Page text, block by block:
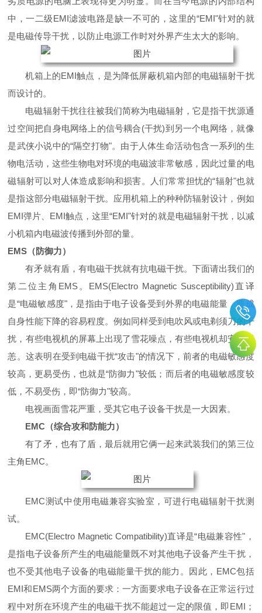
中，一二级EMI滤波电路是缺一不可的，这里的“EMI"针对的就
是电磁传导干扰，以防止电源工作时对外界产生太大的影响。
机箱上的EMI触点，是为降低屏蔽机箱内部的电磁辐射干扰
而设计的。
电磁辐射干扰往往被我们简称为电磁辐射，它是指干扰源通
过空间把自身电网络上的信号耦合(干扰)到另一个电网络，就像
是武侠小说中的“隔空打物"。由于人体生命活动包含一系列的生
物电活动，这些生物电对环境的电磁波非常敏感，因此过量的电
磁辐射可以对人体造成影响和损害。人们常常担忧的“辐射"也就
是指这部分电磁辐射干扰。应用机箱上的种种防辐射设计，例如
EMI弹片、EMI触点，这里“EMI"针对的就是电磁辐射干扰，以减
小机箱内电磁波传播到外部的量。
EMS（防御力）
有矛就有盾，有电磁干扰就有抗电磁干扰。下面请出我们的
第二位主角EMS。EMS(Electro Magnetic Susceptibility)直译
是“电磁敏感度"，是指由于电子设备受到外界的电磁能量，造成
自身性能下降的容易程度。例如同样受到电吹风或电剃须刀的干
扰，有些电视机的屏幕上出现了雪花噪点，有些电视机却安然无
恙。这表明在受到电磁干扰“攻击"的情况下，前者的电磁敏感度
较高，更易受伤，也就是“防御力"较低；而后者的电磁敏感度较
低，不易受伤，即“防御力"较高。
电视画面雪花严重，受其它电子设备干扰是一大因素。
EMC（综合攻和防能力）
有了矛，也有了盾，最后就用它俩一起来武装我们的第三位
主角EMC。
EMC测试中使用电磁兼容实验室，可进行电磁辐射干扰测
试。
EMC(Electro Magnetic Compatibility)直译是“电磁兼容性"，
是指电子设备所产生的电磁能量既不对其他电子设备产生干扰，
也不受其他电子设备的电磁能量干扰的能力。因此，EMC包括
EMI和EMS两个方面的要求：一方面要求电子设备在正常运行过
程中对所在环境产生的电磁干扰不能超过一定的限值，即EMI；